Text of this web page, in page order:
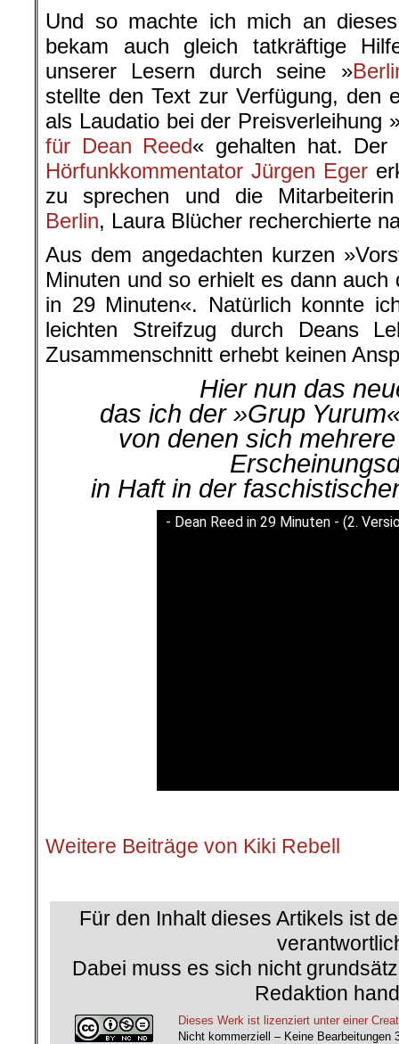
Und so machte ich mich an
bekam auch gleich tatkräftige
unserer Lesern durch seine »
stellte den Text zur Verfügung, den
als Laudatio bei der Preisverleihung
für Dean Reed« gehalten hat. Der
Hörfunkkommentator Jürgen Eger
zu sprechen und die
Berlin, Laura Blücher recherchierte
Aus dem angedachten kurzen
Minuten und so erhielt es dann
in 29 Minuten«. Natürlich konnte
leichten Streifzug durch Deans
Zusammenschnitt erhebt keinen
Hier nun das
das ich der »Grup
von denen sich
in Haft in der
- Dean Reed in 29 Minuten - (2.
Weitere Beiträge von Kiki Rebell
Für den Inhalt dieses Artikels ist
Dabei muss es sich nicht
Redaktion
Dieses Werk ist lizenziert unter einer
Nicht kommerziell – Keine Bearbeitungen